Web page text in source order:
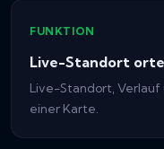
FUNKTION
Live-Standort
Live-Standort,
einer Karte.